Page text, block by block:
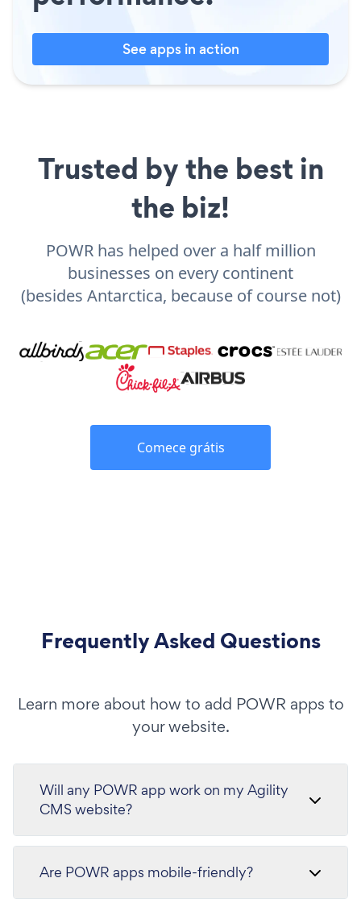
See apps in action
Trusted by the best in
the biz!
POWR has helped over a half million
businesses on every continent
(besides Antarctica, because of course not)
Comece grátis
Frequently Asked Questions
Learn more about how to add POWR apps to
your website.
Will any POWR app work on my Agility
CMS website?
Are POWR apps mobile-friendly?